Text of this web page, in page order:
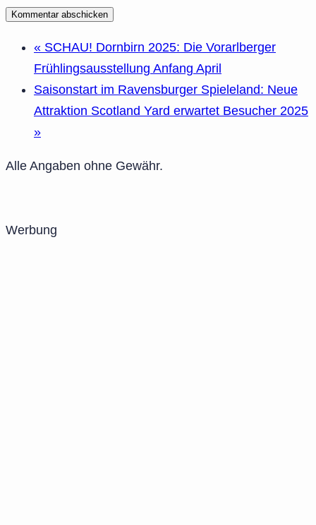
« SCHAU! Dornbirn 2025: Die Vorarlberger
Frühlingsausstellung Anfang April
Saisonstart im Ravensburger Spieleland: Neue
Attraktion Scotland Yard erwartet Besucher 2025
»
Alle Angaben ohne Gewähr.
Werbung